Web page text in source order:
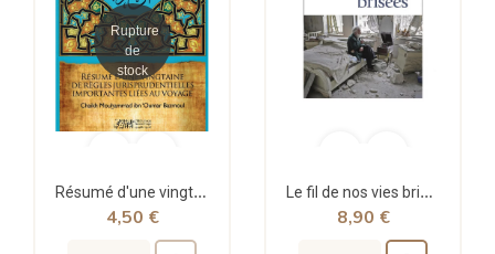
Rupture
de
stock
Résumé d'une vingtaine de règles jurisprudentielles liées au voyage - Bazmoul - Héritage...
4,50 €
Le fil de nos vies brisées - poche - Cécile Hennion - Points
8,90 €